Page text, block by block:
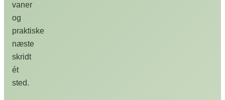
vaner
og
praktiske
næste
skridt
ét
sted.